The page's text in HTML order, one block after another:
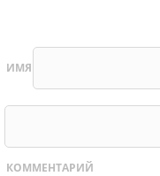
ИМЯ
КОММЕНТАРИЙ